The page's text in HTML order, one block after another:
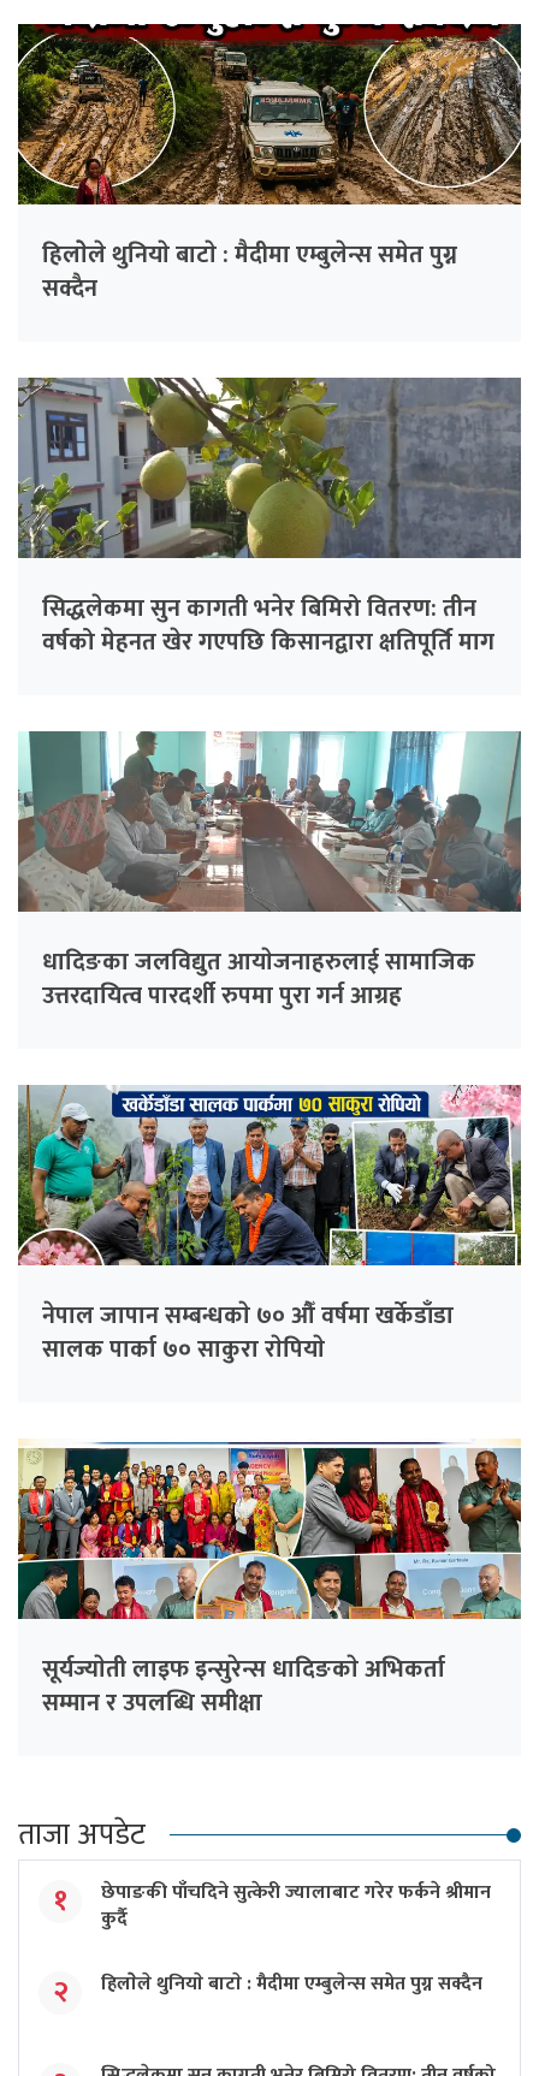
हिलाेेले थुनियाे बाटाे : मैदीमा एम्बुलेन्स समेत पुग्न
सक्दैन
सिद्धलेकमा सुन कागती भनेर बिमिरो वितरण: तीन
वर्षको मेहनत खेर गएपछि किसानद्वारा क्षतिपूर्ति माग
धादिङका जलविद्युत आयाेजनाहरुलाई सामाजिक
उत्तरदायित्व पारदर्शी रुपमा पुरा गर्न आग्रह
नेपाल जापान सम्बन्धकाे ७० औँ वर्षमा खर्केडाँडा
सालक पार्का ७० साकुरा राेपियाे
सूर्यज्याेती लाइफ इन्सुरेन्स धादिङकाे अभिकर्ता
सम्मान र उपलब्धि समीक्षा
ताजा अपडेट
१
छेपाङकी पाँचदिने सुत्केरी ज्यालाबाट गरेर फर्कने श्रीमान
कुर्दै
२ हिलाेेले थुनियाे बाटाे : मैदीमा एम्बुलेन्स समेत पुग्न सक्दैन